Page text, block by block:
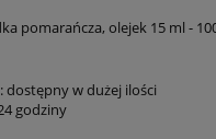
pomarańcza, olejek 15 ml -
dostępny w dużej ilości
godziny